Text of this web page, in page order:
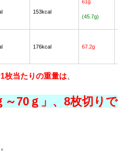
153kcal
61g
(45.7g)
176kcal 67.2g
枚当たりの重量は
～70ｇ」、8枚切りで